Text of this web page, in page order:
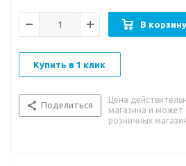
Вкусовые особенности: приятный
Рекомендации к употреблению:
макроэлементами, полезными для
минерализацию – может
качестве столовой воды. Обладает
В корзину
Купить в 1 клик
Поделиться
Цена
магазина и может
розничных